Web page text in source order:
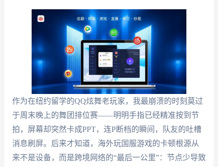
作为在纽约留学的QQ炫舞老玩家，我最崩溃的时刻莫过
于周末晚上的舞团排位赛——明明手指已经精准按到节
拍，屏幕却突然卡成PPT，连P断档的瞬间，队友的吐槽
消息刷屏。后来才知道，海外玩国服游戏的卡顿根源从
来不是设备，而是跨境网络的“最后一公里”：节点少导致